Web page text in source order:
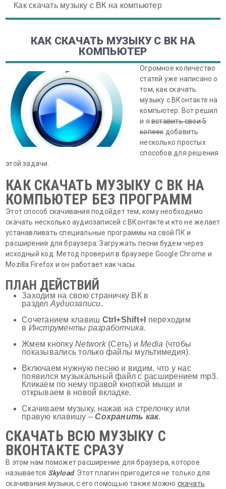
Как скачать музыку с ВК на компьютер
КАК СКАЧАТЬ МУЗЫКУ С ВК НА
КОМПЬЮТЕР
Огромное количество
статей уже написано о
том, как скачать
музыку с ВКонтакте на
компьютер. Вот решил
и явставить свои 5
копеекдобавить
несколько простых
способов для решения
этой задачи.
КАК СКАЧАТЬ МУЗЫКУ С ВК НА
КОМПЬЮТЕР БЕЗ ПРОГРАММ
Этот способ скачивания подойдет тем, кому необходимо
скачать несколько аудиозаписей с ВКонтакте и кто не желает
устанавливать специальные программы на свой ПК и
расширения для браузера. Загружать песни будем через
исходный код. Метод проверил в браузере Google Chrome и
Mozilla Firefox и он работает как часы.
ПЛАН ДЕЙСТВИЙ
Заходим на свою страничку ВК в
раздел Аудиозаписи.
Сочетанием клавиш Ctrl+Shift+I переходим
в Инструменты разработчика.
Жмем кнопкуNetwork(Сеть) иMedia (чтобы
показывались только файлы мультимедия).
Включаем нужную песню и видим, что у нас
появился музыкальный файл с расширением mp3.
Кликаем по нему правой кнопкой мыши и
открываем в новой вкладке.
Скачиваем музыку, нажав на стрелочку или
правую клавишу –Сохранить как.
СКАЧАТЬ ВСЮ МУЗЫКУ С
ВКОНТАКТЕ СРАЗУ
В этом нам поможет расширение для браузера, которое
называется Skyload. Этот плагин пригодится не только для
скачивания музыки, с его помощью также можно скачать